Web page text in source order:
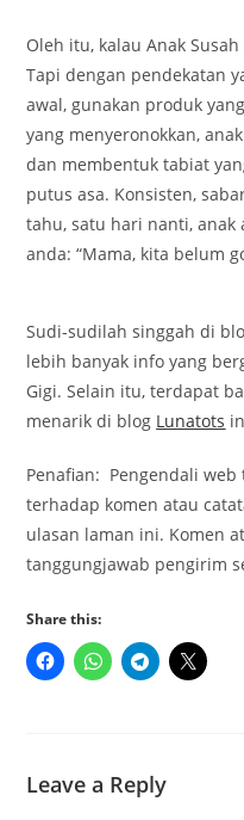
Oleh itu, kalau Anak
Tapi dengan pendekatan
awal, gunakan produk
yang menyeronokkan,
dan membentuk tabiat
putus asa. Konsisten,
tahu, satu hari nanti, anak
anda: “Mama, kita belum
Sudi-sudilah singgah di
lebih banyak info yang
Gigi. Selain itu, terdapat
menarik di blog Lunatots
Penafian: Pengendali
terhadap komen atau
ulasan laman ini. Komen
tanggungjawab pengirim
Share this:
Leave a Reply